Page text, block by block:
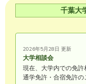
千葉大
2026年5月28日 更新
大学相談会
現在、大学内での免許
通学免許・合宿免許